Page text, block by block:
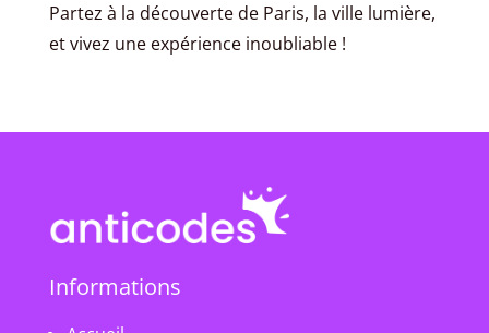
Partez à la découverte de Paris, la ville lumière,
et vivez une expérience inoubliable !
Informations